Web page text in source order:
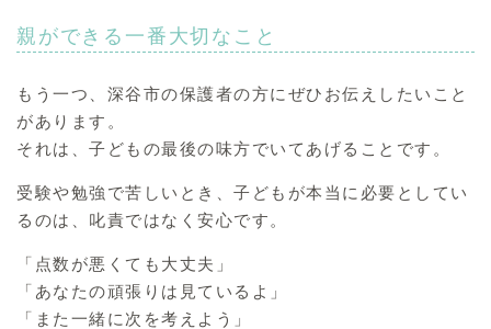
親ができる一番大切なこと
もう一つ、深谷市の保護者の方にぜひお伝えしたいこと
があります。
それは、子どもの最後の味方でいてあげることです。
受験や勉強で苦しいとき、子どもが本当に必要としてい
るのは、叱責ではなく安心です。
「点数が悪くても大丈夫」
「あなたの頑張りは見ているよ」
「また一緒に次を考えよう」